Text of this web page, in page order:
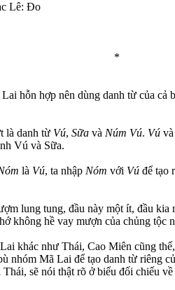
Lê: Đo
*
hỗn hợp nên dùng danh từ của cả
là danh từ Vú, Sữa và Núm Vú. Vú
Vú và Sữa.
là Vú, ta nhập Nóm với Vú để tạo
lung tung, đầu này một ít, đầu
không hề vay mượn của chủng tộc
khác như Thái, Cao Miên cũng
nhóm Mã Lai để tạo danh từ riêng
Thái, sẽ nói thật rõ ở biểu đối chiếu